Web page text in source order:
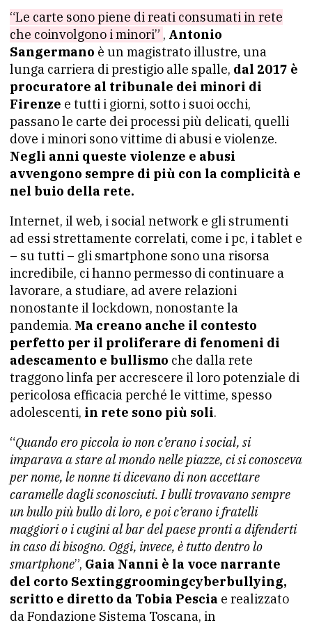
“Le carte sono piene di reati consumati in rete
che coinvolgono i minori” , Antonio
Sangermano è un magistrato illustre, una
lunga carriera di prestigio alle spalle, dal 2017 è
procuratore al tribunale dei minori di
Firenze e tutti i giorni, sotto i suoi occhi,
passano le carte dei processi più delicati, quelli
dove i minori sono vittime di abusi e violenze.
Negli anni queste violenze e abusi
avvengono sempre di più con la complicità e
nel buio della rete.
Internet, il web, i social network e gli strumenti
ad essi strettamente correlati, come i pc, i tablet e
– su tutti – gli smartphone sono una risorsa
incredibile, ci hanno permesso di continuare a
lavorare, a studiare, ad avere relazioni
nonostante il lockdown, nonostante la
pandemia. Ma creano anche il contesto
perfetto per il proliferare di fenomeni di
adescamento e bullismo che dalla rete
traggono linfa per accrescere il loro potenziale di
pericolosa efficacia perché le vittime, spesso
adolescenti, in rete sono più soli.
“Quando ero piccola io non c’erano i social, si
imparava a stare al mondo nelle piazze, ci si conosceva
per nome, le nonne ti dicevano di non accettare
caramelle dagli sconosciuti. I bulli trovavano sempre
un bullo più bullo di loro, e poi c’erano i fratelli
maggiori o i cugini al bar del paese pronti a difenderti
in caso di bisogno. Oggi, invece, è tutto dentro lo
smartphone”, Gaia Nanni è la voce narrante
del corto Sextinggroomingcyberbullying,
scritto e diretto da Tobia Pescia e realizzato
da Fondazione Sistema Toscana, in